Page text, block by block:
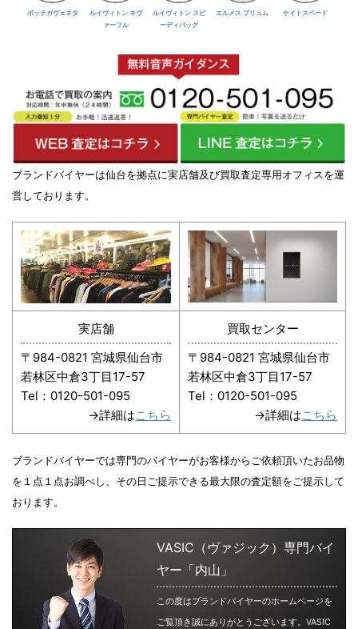
ボッテガヴェネタ
ルイヴィトン ネヴ
ァーフル
ルイヴィトン スピ
ーディバッグ
エルメス プリュム ケイトスペード
ブランドバイヤーは仙台を拠点に実店舗及び買取査定専用オフィスを運
営しております。
実店舗
〒984-0821 宮城県仙台市
若林区中倉3丁目17-57
Tel：0120-501-095
→詳細はこちら
買取センター
〒984-0821 宮城県仙台市
若林区中倉3丁目17-57
Tel：0120-501-095
→詳細はこちら
ブランドバイヤーでは専門のバイヤーがお客様からご依頼頂いたお品物
を１点１点お調べし、その日ご提示できる最大限の査定額をご提示して
おります。
VASIC（ヴァジック）専門バイ
ヤー「内山」
この度はブランドバイヤーのホームページを
ご覧頂き誠にありがとうございます。VASIC